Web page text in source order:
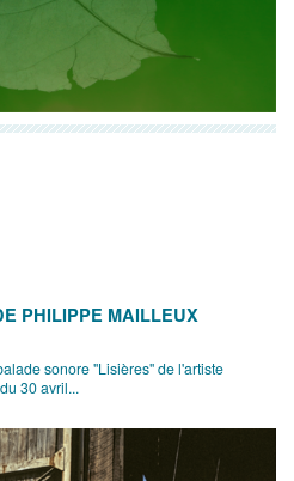
PHILIPPE MAILLEUX
sonore "Lisières" de l'artiste
30 avril...